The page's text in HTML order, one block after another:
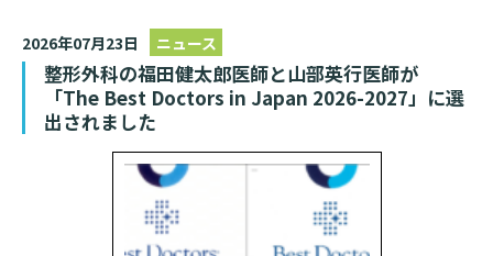
当院のご紹介
当院のご紹介トップ
ご来院される方へ
2026年07月23日 ニュース
整形外科の福田健太郎医師と山部英行医師が
「The Best Doctors in Japan 2026-2027」に選
出されました